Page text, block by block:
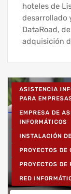
hoteles de
desarrollado
DataRoad,
adquisición
ASISTENCIA
PARA
EMPRESA DE
INFORMÁTICOS
INSTALACIÓN
PROYECTOS
PROYECTOS
RED